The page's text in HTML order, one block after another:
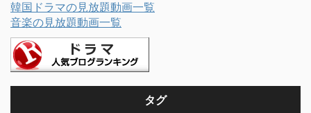
韓国ドラマの見放題動画一覧
音楽の見放題動画一覧
タグ